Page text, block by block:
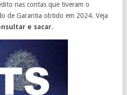
nas contas que tiveram o
de Garantia obtido em 2024. Veja
e sacar.